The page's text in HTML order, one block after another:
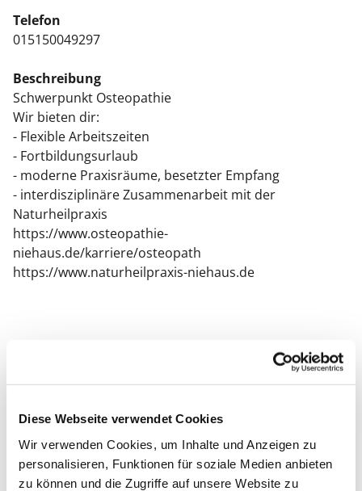
Diese Webseite verwendet Cookies
Wir verwenden Cookies, um Inhalte und Anzeigen zu
personalisieren, Funktionen für soziale Medien anbieten
zu können und die Zugriffe auf unsere Website zu
Telefon
015150049297
Beschreibung
Schwerpunkt Osteopathie
Wir bieten dir:
- Flexible Arbeitszeiten
- Fortbildungsurlaub
- moderne Praxisräume, besetzter Empfang
- interdisziplinäre Zusammenarbeit mit der
Naturheilpraxis
https://www.osteopathie-
niehaus.de/karriere/osteopath
https://www.naturheilpraxis-niehaus.de
Human Reset Week
Kursorte mit Kursangeboten